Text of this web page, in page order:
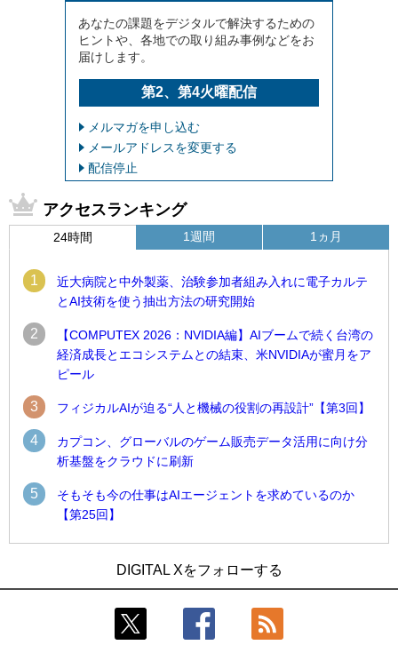
あなたの課題をデジタルで解決するための
ヒントや、各地での取り組み事例などをお
届けします。
第2、第4火曜配信
メルマガを申し込む
メールアドレスを変更する
配信停止
アクセスランキング
24時間
1
近大病院と中外製薬、治験参加者組み入れに電子カルテ
とAI技術を使う抽出方法の研究開始
2
【COMPUTEX 2026：NVIDIA編】AIブームで続く台湾の
経済成長とエコシステムとの結束、米NVIDIAが蜜月をア
ピール
3 フィジカルAIが迫る“人と機械の役割の再設計”【第3回】
4
カプコン、グローバルのゲーム販売データ活用に向け分
析基盤をクラウドに刷新
5
そもそも今の仕事はAIエージェントを求めているのか
【第25回】
1週間
技術を使う抽出方法の研究開始
Umios、消費者起点の販売計画策定に向けたAIシステムを本格
1ヵ月
合基盤を本格稼働
鹿島建設、鋼管柱へのコンクリート充填時の異常を検出する
AIを遠隔監視システムに実装
DIGITAL Xをフォローする